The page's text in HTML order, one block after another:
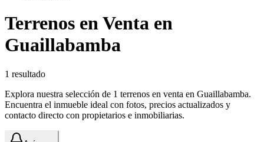
Terrenos en Venta en
Guaillabamba
1 resultado
Explora nuestra selección de 1 terrenos en venta en Guaillabamba.
Encuentra el inmueble ideal con fotos, precios actualizados y
contacto directo con propietarios e inmobiliarias.